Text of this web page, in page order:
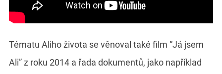
Tématu Aliho života se věnoval také film “Já jsem
Ali” z roku 2014 a řada dokumentů, jako například